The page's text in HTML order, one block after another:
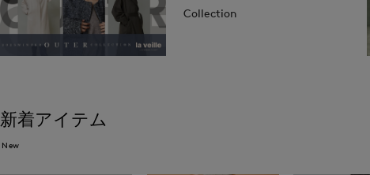
Collection
新着アイテム
New